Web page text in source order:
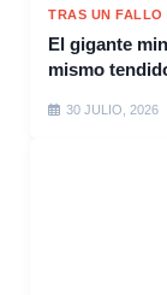
TRAS UN FALLO
El gigante
mismo
30 JULIO, 2026